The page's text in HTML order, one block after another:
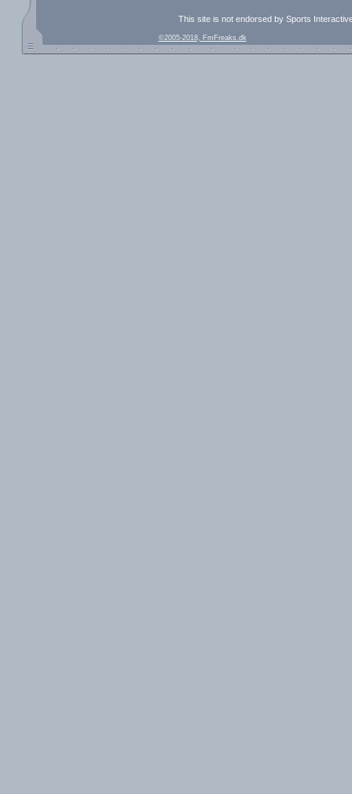
This site is not endorsed by Sports
©2005-2018, FmFreaks.dk